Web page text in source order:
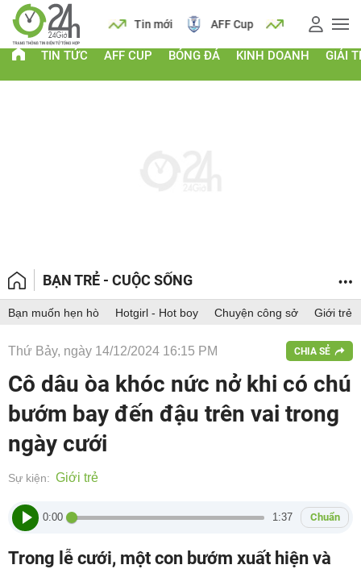
Lịch Tin mới AFF Cup Giá vàng
TIN TỨC AFF CUP BÓNG ĐÁ KINH DOANH GIẢI
BẠN TRẺ - CUỘC SỐNG
Bạn muốn hẹn hò Hotgirl - Hot boy Chuyện công sở Giới trẻ
Thứ Bảy, ngày 14/12/2024 16:15 PM CHIA SẺ
Cô dâu òa khóc nức nở khi có chú
bướm bay đến đậu trên vai trong
ngày cưới
Sự kiện: Giới trẻ
0:00 1:37 Chuẩn
Trong lễ cưới, một con bướm xuất hiện và